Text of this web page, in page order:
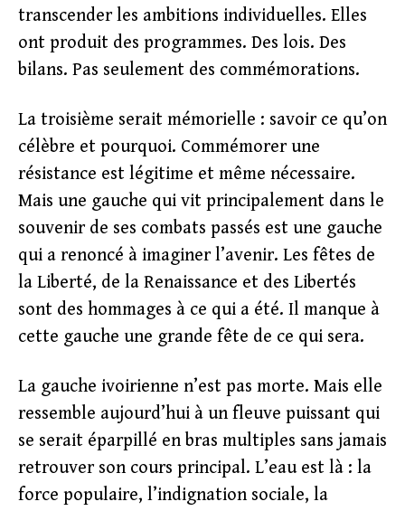
transcender les ambitions individuelles. Elles
ont produit des programmes. Des lois. Des
bilans. Pas seulement des commémorations.
La troisième serait mémorielle : savoir ce qu’on
célèbre et pourquoi. Commémorer une
résistance est légitime et même nécessaire.
Mais une gauche qui vit principalement dans le
souvenir de ses combats passés est une gauche
qui a renoncé à imaginer l’avenir. Les fêtes de
la Liberté, de la Renaissance et des Libertés
sont des hommages à ce qui a été. Il manque à
cette gauche une grande fête de ce qui sera.
La gauche ivoirienne n’est pas morte. Mais elle
ressemble aujourd’hui à un fleuve puissant qui
se serait éparpillé en bras multiples sans jamais
retrouver son cours principal. L’eau est là : la
force populaire, l’indignation sociale, la